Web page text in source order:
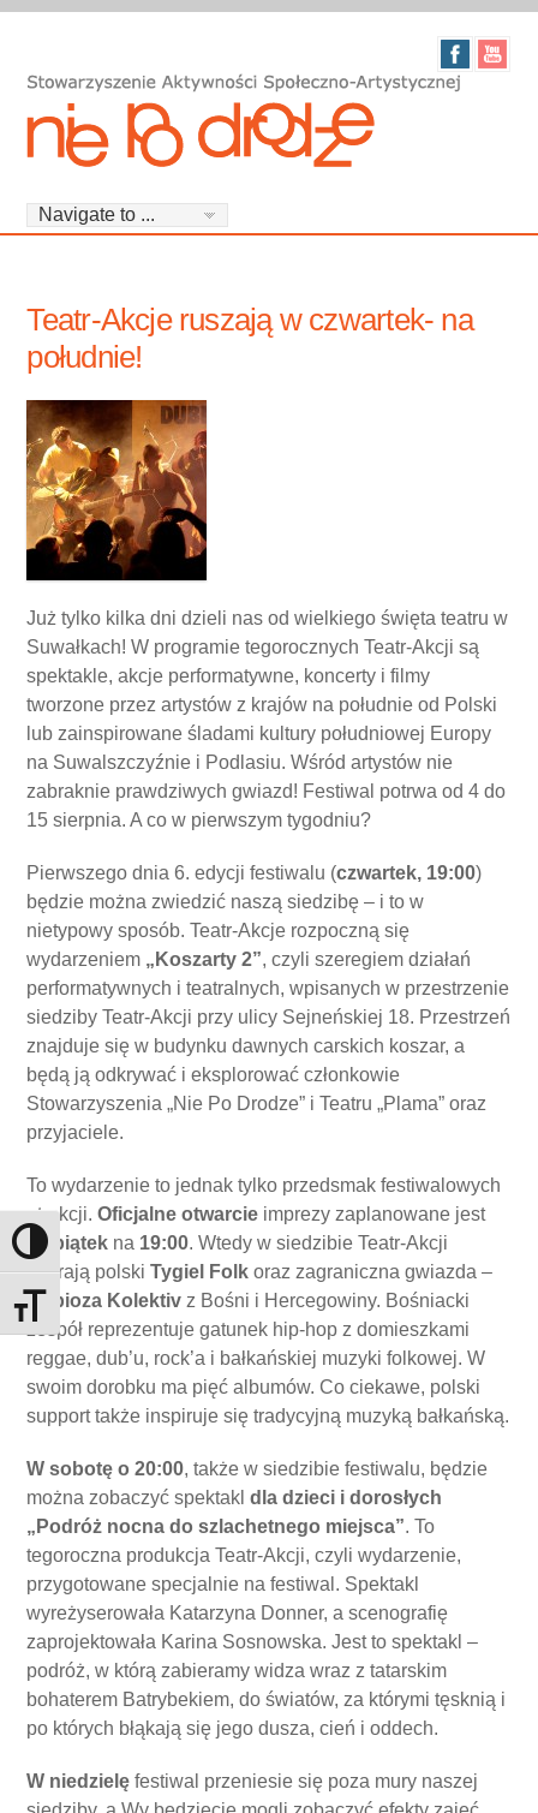
Toggle High Contrast
Toggle Font size
Teatr-Akcje ruszają w czwartek- na
południe!
Już tylko kilka dni dzieli nas od wielkiego święta teatru w
Suwałkach! W programie tegorocznych Teatr-Akcji są
spektakle, akcje performatywne, koncerty i filmy
tworzone przez artystów z krajów na południe od Polski
lub zainspirowane śladami kultury południowej Europy
na Suwalszczyźnie i Podlasiu. Wśród artystów nie
zabraknie prawdziwych gwiazd! Festiwal potrwa od 4 do
15 sierpnia. A co w pierwszym tygodniu?
Pierwszego dnia 6. edycji festiwalu (czwartek, 19:00)
będzie można zwiedzić naszą siedzibę – i to w
nietypowy sposób. Teatr-Akcje rozpoczną się
wydarzeniem „Koszarty 2”, czyli szeregiem działań
performatywnych i teatralnych, wpisanych w przestrzenie
siedziby Teatr-Akcji przy ulicy Sejneńskiej 18. Przestrzeń
znajduje się w budynku dawnych carskich koszar, a
będą ją odkrywać i eksplorować członkowie
Stowarzyszenia „Nie Po Drodze” i Teatru „Plama” oraz
przyjaciele.
To wydarzenie to jednak tylko przedsmak festiwalowych
atrakcji.Oficjalne otwarcie imprezy zaplanowane jest
na piątek na 19:00. Wtedy w siedzibie Teatr-Akcji
zagrają polskiTygiel Folk oraz zagraniczna gwiazda –
Dubioza Kolektiv z Bośni i Hercegowiny. Bośniacki
zespół reprezentuje gatunek hip-hop z domieszkami
reggae, dub’u, rock’a i bałkańskiej muzyki folkowej. W
swoim dorobku ma pięć albumów. Co ciekawe, polski
support także inspiruje się tradycyjną muzyką bałkańską.
W sobotę o 20:00, także w siedzibie festiwalu, będzie
można zobaczyć spektakldla dzieci i dorosłych
„Podróż nocna do szlachetnego miejsca”. To
tegoroczna produkcja Teatr-Akcji, czyli wydarzenie,
przygotowane specjalnie na festiwal. Spektakl
wyreżyserowała Katarzyna Donner, a scenografię
zaprojektowała Karina Sosnowska. Jest to spektakl –
podróż, w którą zabieramy widza wraz z tatarskim
bohaterem Batrybekiem, do światów, za którymi tęsknią i
po których błąkają się jego dusza, cień i oddech.
W niedzielę festiwal przeniesie się poza mury naszej